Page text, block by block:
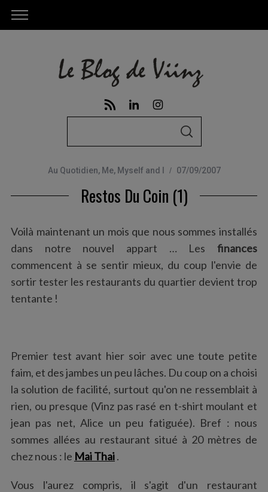
r
S
C
H
Au Quotidien, Me, Myself and I 07/09/2007
Restos Du Coin (1)
Voilà maintenant un mois que nous sommes installés
dans notre nouvel appart … Lesfinances
commencent à se sentir mieux, du coup l'envie de
sortir tester les restaurants du quartier devient trop
tentante !
Premier test avant hier soir avec une toute petite
faim, et des jambes un peu lâches. Du coup on a choisi
la solution de facilité, surtout qu'on ne ressemblait à
rien, ou presque (Vinz pas rasé en t-shirt moulant et
jean pas net, Alice un peu fatiguée). Bref : nous
sommes allées au restaurant situé à 20 mètres de
chez nous : le Mai Thai.
Vous l'aurez compris, il s'agit d'un restaurant